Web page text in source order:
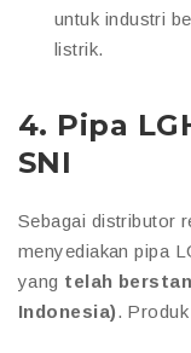
untuk industri
listrik.
4. Pipa
SNI
Sebagai distributor
menyediakan pipa
yang telah
Indonesia).